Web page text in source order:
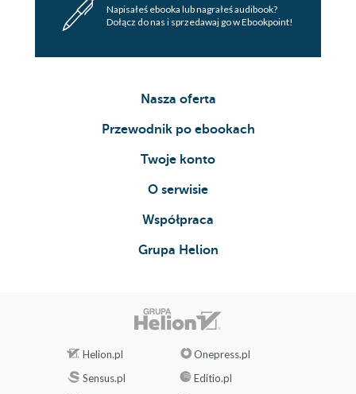
Napisałeś ebooka lub nagrałeś audibook?
Dołącz do nas i sprzedawaj go w Ebookpoint!
Nasza oferta
Przewodnik po ebookach
Twoje konto
O serwisie
Współpraca
Grupa Helion
Helion.pl
Onepress.pl
Sensus.pl
Editio.pl